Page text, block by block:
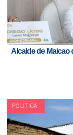
Alcalde de Maicao
POLITICA